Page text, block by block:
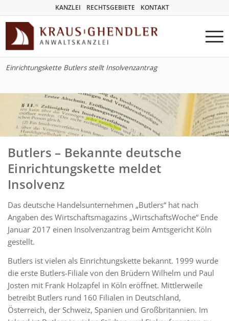
KANZLEI RECHTSGEBIETE KONTAKT
Einrichtungskette Butlers stellt Insolvenzantrag
Butlers – Bekannte deutsche
Einrichtungskette meldet
Insolvenz
Das deutsche Handelsunternehmen „Butlers“ hat nach
Angaben des Wirtschaftsmagazins „WirtschaftsWoche“ Ende
Januar 2017 einen Insolvenzantrag beim Amtsgericht Köln
gestellt.
Butlers ist vielen als Einrichtungskette bekannt. 1999 wurde
die erste Butlers-Filiale von den Brüdern Wilhelm und Paul
Josten mit Frank Holzapfel in Köln eröffnet. Mittlerweile
betreibt Butlers rund 160 Filialen in Deutschland,
Österreich, der Schweiz, Spanien und Großbritannien. Im